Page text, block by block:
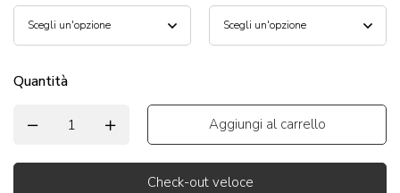
Quantità
Aggiungi al carrello
Check-out veloce